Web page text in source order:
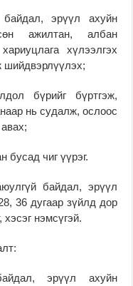
байдал, эрүүл ахуйн
ажилтан, албан
хүлээлгэх
шийдвэрлүүлэх;
бүрийг бүртгэж,
нь судалж, ослоос
бусад чиг үүрэг.
байдал, эрүүл
36 дугаар зүйлд дор
хэсэг нэмсүгэй.
эрүүл ахуйн